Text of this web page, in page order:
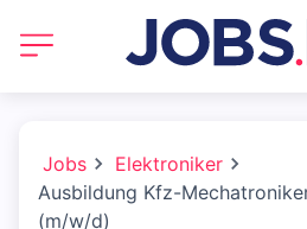
Jobs
Elektroniker
Ausbildung Kfz-
(m/w/d)